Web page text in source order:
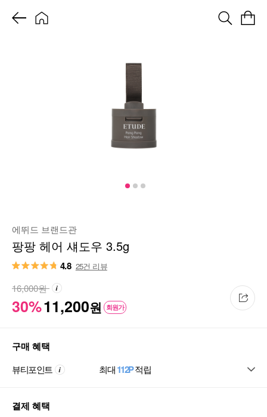
에뛰드 브랜드관
팡팡 헤어 섀도우 3.5g
4.8 25건 리뷰
30%11,200원 회원가
16,000원
구매 혜택
뷰티포인트 최대112P적립
결제 혜택